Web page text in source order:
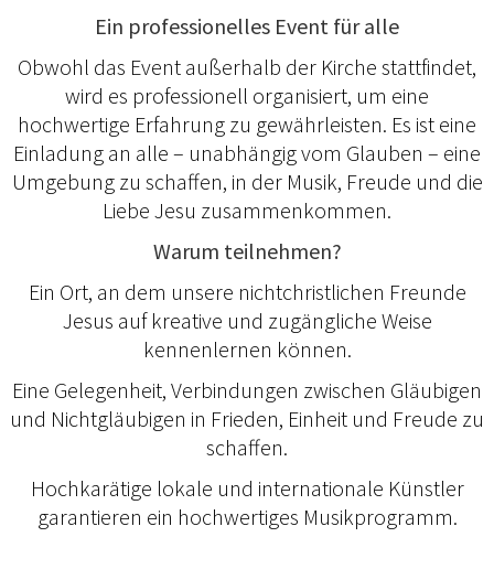
Ein professionelles Event für alle
Obwohl das Event außerhalb der Kirche stattfindet,
wird es professionell organisiert, um eine
hochwertige Erfahrung zu gewährleisten. Es ist eine
Einladung an alle – unabhängig vom Glauben – eine
Umgebung zu schaffen, in der Musik, Freude und die
Liebe Jesu zusammenkommen.
Warum teilnehmen?
Ein Ort, an dem unsere nichtchristlichen Freunde
Jesus auf kreative und zugängliche Weise
kennenlernen können.
Eine Gelegenheit, Verbindungen zwischen Gläubigen
und Nichtgläubigen in Frieden, Einheit und Freude zu
schaffen.
Hochkarätige lokale und internationale Künstler
garantieren ein hochwertiges Musikprogramm.